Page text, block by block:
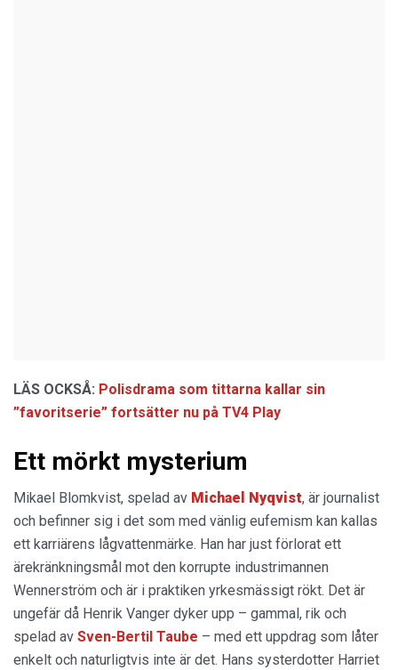
LÄS OCKSÅ: Polisdrama som tittarna kallar sin
”favoritserie” fortsätter nu på TV4 Play
Ett mörkt mysterium
Mikael Blomkvist, spelad av Michael Nyqvist, är journalist
och befinner sig i det som med vänlig eufemism kan kallas
ett karriärens lågvattenmärke. Han har just förlorat ett
ärekränkningsmål mot den korrupte industrimannen
Wennerström och är i praktiken yrkesmässigt rökt. Det är
ungefär då Henrik Vanger dyker upp – gammal, rik och
spelad av Sven-Bertil Taube – med ett uppdrag som låter
enkelt och naturligtvis inte är det. Hans systerdotter Harriet